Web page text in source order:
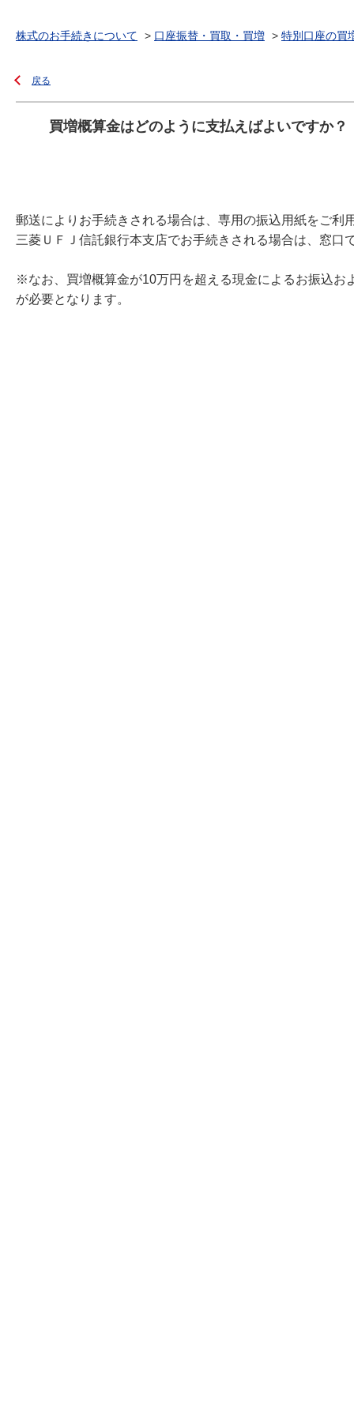
株式のお手続きについて > 口座振替・買取・買増 > 特別口座の買
戻る
買増概算金はどのように支払えばよいですか？
郵送によりお手続きされる場合は、専用の振込用紙をご
三菱ＵＦＪ信託銀行本支店でお手続きされる場合は、窓口
※なお、買増概算金が10万円を超える現金によるお振込お
が必要となります。